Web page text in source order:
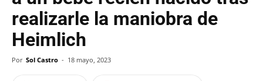
realizarle la maniobra de
Heimlich
Por Sol Castro - 18 mayo, 2023